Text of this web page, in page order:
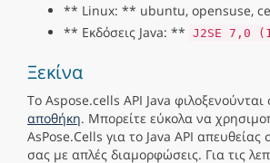
** Linux: ** ubuntu, opensuse,
** Εκδόσεις Java: ** J2SE 7,0
Ξεκίνα
Το Aspose.cells API Java φιλοξενούνται
αποθήκη. Μπορείτε εύκολα να
AsPose.Cells για το Java API
σας με απλές διαμορφώσεις. Για τις